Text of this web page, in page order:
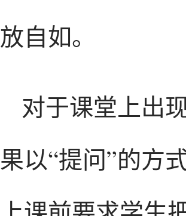
放自如。
对于课堂上出
果以“提问”的方